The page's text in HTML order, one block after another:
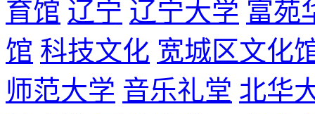
育馆 辽宁 辽宁大学 富苑
馆 科技文化 宽城区文化
师范大学 音乐礼堂 北华